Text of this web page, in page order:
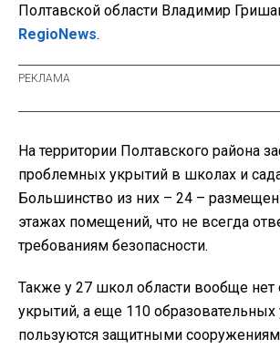
Полтавской области Владимир
RegioNews.
На территории Полтавского района
проблемных укрытий в школах и
Большинство из них – 24 –
этажах помещений, что не всегда
требованиям безопасности.
Также у 27 школ области вообще нет
укрытий, а еще 110
пользуются защитными